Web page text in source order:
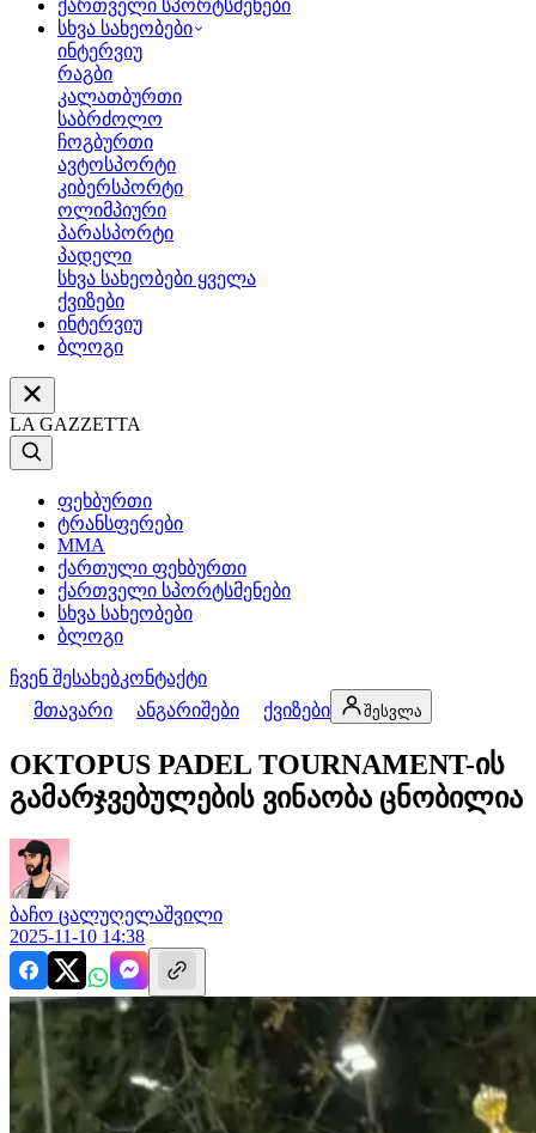
ქართველი სპორტსმენები
სხვა სახეობები
ინტერვიუ
რაგბი
კალათბურთი
საბრძოლო
ჩოგბურთი
ავტოსპორტი
კიბერსპორტი
ოლიმპიური
პარასპორტი
პადელი
სხვა სახეობები ყველა
ქვიზები
ინტერვიუ
ბლოგი
LA GAZZETTA
ფეხბურთი
ტრანსფერები
MMA
ქართული ფეხბურთი
ქართველი სპორტსმენები
სხვა სახეობები
ბლოგი
ჩვენ შესახებკონტაქტი
მთავარი
ანგარიშები ქვიზები შესვლა
OKTOPUS PADEL TOURNAMENT-ის
გამარჯვებულების ვინაობა ცნობილია
ბაჩო ცალუღელაშვილი
2025-11-10 14:38